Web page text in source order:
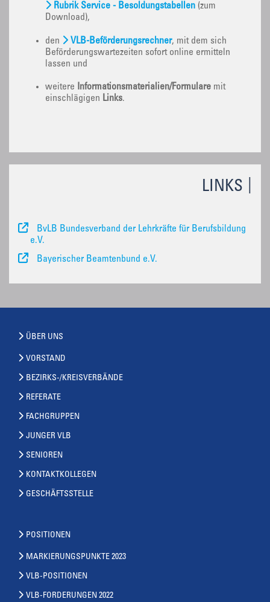
LINKS
BvLB Bundesverband der Lehrkräfte für Berufsbildung
e.V.
Bayerischer Beamtenbund e.V.
Rubrik Service - Besoldungstabellen (zum
Download),
den VLB-Beförderungsrechner, mit dem sich
Beförderungswartezeiten sofort online ermitteln
lassen und
weitere Informationsmaterialien/Formulare mit
einschlägigen Links.
ÜBER UNS
VORSTAND
BEZIRKS-/KREISVERBÄNDE
REFERATE
FACHGRUPPEN
JUNGER VLB
SENIOREN
KONTAKTKOLLEGEN
GESCHÄFTSSTELLE
POSITIONEN
MARKIERUNGSPUNKTE 2023
VLB-POSITIONEN
VLB-FORDERUNGEN 2022